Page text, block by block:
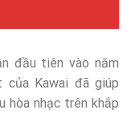
đầu tiên vào năm
của Kawai đã giúp
hòa nhạc trên khắp